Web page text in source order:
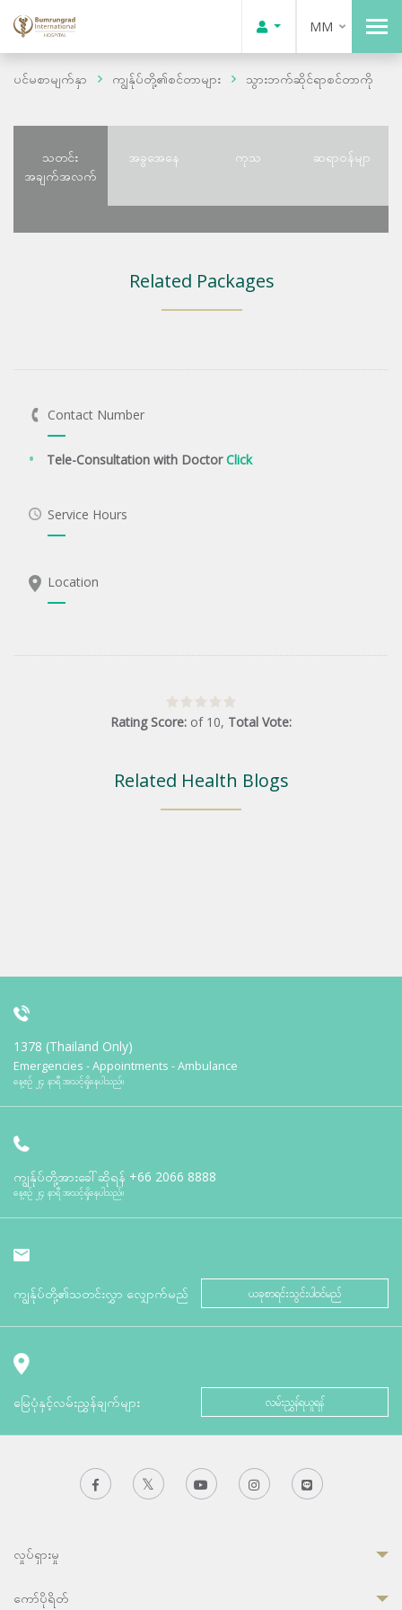
MM
ပင်မစာမျက်နှာ ကျွန်ုပ်တို့၏စင်တာများ သွားဘက်ဆိုင်ရာစင်တာကို
သတင်း
အချက်အလက်
အခွအေနေ ကုသ ဆရာဝန်မျာ
Related Packages
Contact Number
Tele-Consultation with DoctorClick
Service Hours
Location
Rating Score: of 10, Total Vote:
Related Health Blogs
1378 (Thailand Only)
Emergencies - Appointments - Ambulance
နေ့စဉ် ၂၄ နာရီ အသင့်ရှိနေပါသည်။
ကျွန်ုပ်တို့အားခေါ်ဆိုရန် +66 2066 8888
နေ့စဉ် ၂၄ နာရီ အသင့်ရှိနေပါသည်။
ကျွန်ုပ်တို့၏သတင်းလွှာ လျှောက်မည် ယခုစာရင်းသွင်းပါဝင်မည်
မြေပုံနှင့်လမ်းညွှန်ချက်များ လမ်းညွှန်ရယူရန်
လှုပ်ရှားမှု
ကော်ပိုရိတ်